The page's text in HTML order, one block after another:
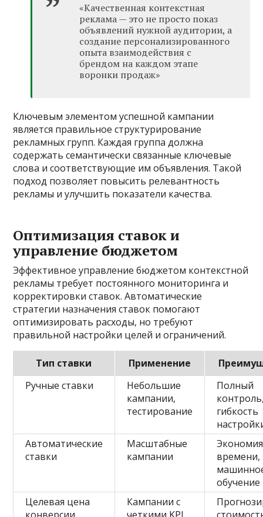
«Качественная контекстная
реклама — это не просто показ
объявлений нужной аудитории, а
создание персонализированного
опыта взаимодействия с
брендом на каждом этапе
воронки продаж»
Ключевым элементом успешной кампании
является правильное структурирование
рекламных групп. Каждая группа должна
содержать семантически связанные ключевые
слова и соответствующие им объявления. Такой
подход позволяет повысить релевантность
рекламы и улучшить показатели качества.
Оптимизация ставок и
управление бюджетом
Эффективное управление бюджетом контекстной
рекламы требует постоянного мониторинга и
корректировки ставок. Автоматические
стратегии назначения ставок помогают
оптимизировать расходы, но требуют
правильной настройки целей и ограничений.
Тип ставки Применение
Ручные ставки
Небольшие
кампании,
тестирование
Полный
гибкость
Автоматические
ставки
Масштабные
кампании
Экономия
времени,
обучение
Целевая цена
Кампании с